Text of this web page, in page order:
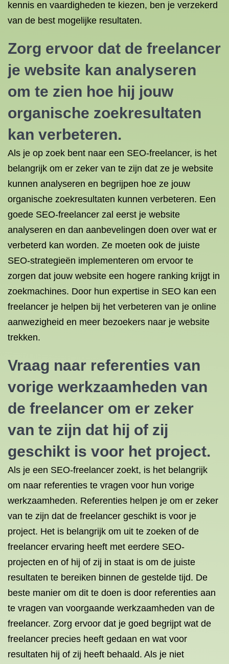
kennis en vaardigheden te kiezen, ben je verzekerd
van de best mogelijke resultaten.
Zorg ervoor dat de freelancer
je website kan analyseren
om te zien hoe hij jouw
organische zoekresultaten
kan verbeteren.
Als je op zoek bent naar een SEO-freelancer, is het
belangrijk om er zeker van te zijn dat ze je website
kunnen analyseren en begrijpen hoe ze jouw
organische zoekresultaten kunnen verbeteren. Een
goede SEO-freelancer zal eerst je website
analyseren en dan aanbevelingen doen over wat er
verbeterd kan worden. Ze moeten ook de juiste
SEO-strategieën implementeren om ervoor te
zorgen dat jouw website een hogere ranking krijgt in
zoekmachines. Door hun expertise in SEO kan een
freelancer je helpen bij het verbeteren van je online
aanwezigheid en meer bezoekers naar je website
trekken.
Vraag naar referenties van
vorige werkzaamheden van
de freelancer om er zeker
van te zijn dat hij of zij
geschikt is voor het project.
Als je een SEO-freelancer zoekt, is het belangrijk
om naar referenties te vragen voor hun vorige
werkzaamheden. Referenties helpen je om er zeker
van te zijn dat de freelancer geschikt is voor je
project. Het is belangrijk om uit te zoeken of de
freelancer ervaring heeft met eerdere SEO-
projecten en of hij of zij in staat is om de juiste
resultaten te bereiken binnen de gestelde tijd. De
beste manier om dit te doen is door referenties aan
te vragen van voorgaande werkzaamheden van de
freelancer. Zorg ervoor dat je goed begrijpt wat de
freelancer precies heeft gedaan en wat voor
resultaten hij of zij heeft behaald. Als je niet